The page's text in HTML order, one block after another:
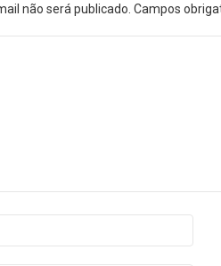
não será publicado. Campos